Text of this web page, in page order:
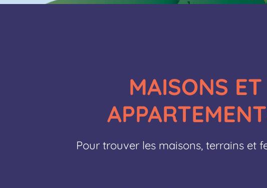
MAISONS
Pour trouver les maisons, terrains et